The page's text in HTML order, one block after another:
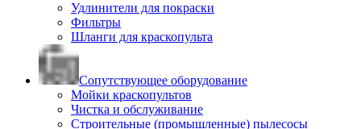
Удлинители для покраски
Фильтры
Шланги для краскопульта
Сопутствующее оборудование
Мойки краскопультов
Чистка и обслуживание
Строительные (промышленные) пылесосы